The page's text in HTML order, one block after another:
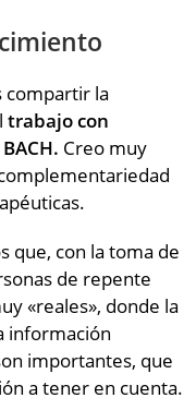
compartir la
trabajo con
Creo muy
que, con la toma de
de repente
«reales», donde la
información
importantes, que
a tener en cuenta.